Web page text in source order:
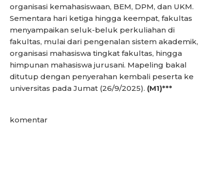
organisasi kemahasiswaan, BEM, DPM, dan UKM.
Sementara hari ketiga hingga keempat, fakultas
menyampaikan seluk-beluk perkuliahan di
fakultas, mulai dari pengenalan sistem akademik,
organisasi mahasiswa tingkat fakultas, hingga
himpunan mahasiswa jurusani. Mapeling bakal
ditutup dengan penyerahan kembali peserta ke
universitas pada Jumat (26/9/2025). (M1)***
komentar